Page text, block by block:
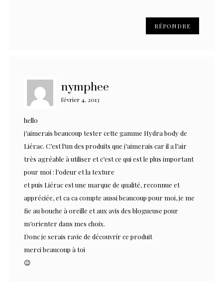
RÉPONDRE
nymphee
février 4, 2013
hello
j’aimerais beaucoup tester cette gamme Hydra body de
Liérac. C’est l’un des produits que j’aimerais car il a l’air
très agréable à utiliser et c’est ce qui est le plus important
pour moi : l’odeur et la texture
et puis Liérac est une marque de qualité, reconnue et
appréciée, et ca ca compte aussi beaucoup pour moi, je me
fie au bouche à oreille et aux avis des blogueuse pour
m’orienter dans mes choix.
Donc je serais ravie de découvrir ce produit
merci beaucoup à toi
😉